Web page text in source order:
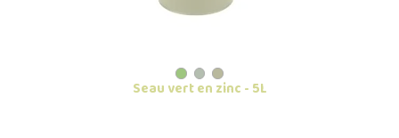
Seau vert en zinc - 5L